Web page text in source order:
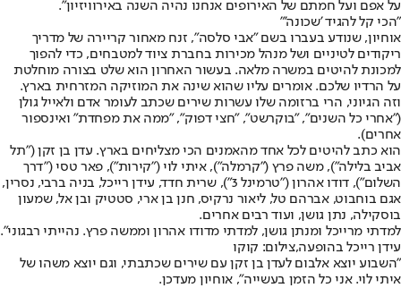
על אפם ועל חמתם של האירופים אנחנו נהיה השנה באירוויזיון".
"הכי קל להגיד 'שכונה'"
אוחיון, שנודע בעברו בשם "אבי סלסה", זנח מאחור קריירה של מדריך
ריקודים לטיניים ושל מנהל מכירות בחברת ציוד למטבחים, כדי להפוך
למכונת להיטים במשרה מלאה. בעשור האחרון הוא שלט בצורה מוחלטת
על הרדיו שלכם. אומרים עליו שהוא שינה את המוזיקה המזרחית בארץ.
וזה הגיוני, הרי ברזומה שלו עשרות שירים שכתב לעומר אדם ולאייל גולן
("אחרי כל השנים", "בוקרשט", "חצי דפוק", "ממה את מפחדת" ואינספור
אחרים).
הוא כתב להיטים לכל אחד מהאמנים הכי מצליחים בארץ. עדן בן זקן ("תל
אביב בלילה"), משה פרץ ("קרמלה"), איתי לוי ("קירות"), פאר טסי ("דרך
השלום"), דודו אהרון ("טרמינל 3"), שרית חדד, עידן רייכל, בניה ברבי, נסרין,
אגם בוחבוט, אברהם טל, ליאור נרקיס, חנן בן ארי, סטטיק ובן אל, שמעון
בוסקילה, נתן גושן, ועוד רבים אחרים.
למדתי מרייכל ומנתן גושן, למדתי מדודו אהרון וממשה פרץ. נהייתי רבגוני".
עידן רייכל בהופעה,צילום: קוקו
"השבוע יוצא אלבום לעדן בן זקן עם שירים שכתבתי, וגם יוצא משהו של
איתי לוי. אני כל הזמן בעשייה", אוחיון מעדכן.